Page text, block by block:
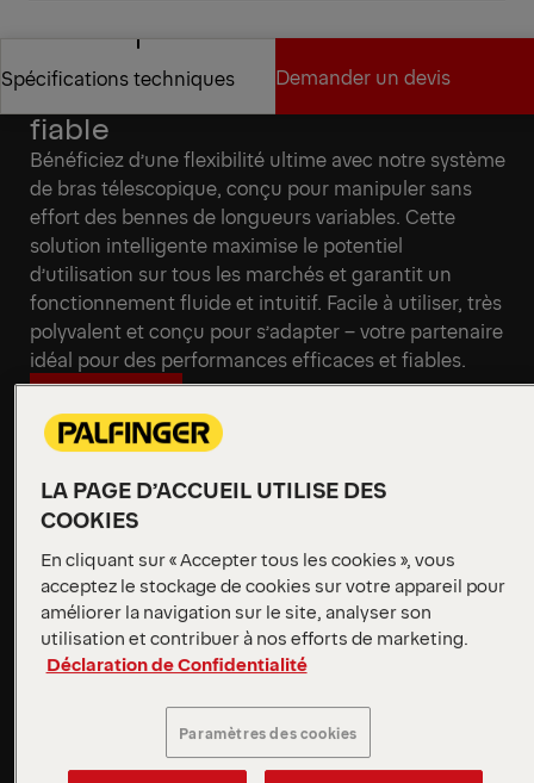
Trouver un partenaire commercial
Spécifications techniques
Spécifications techniques
Demander un devis
Demander un devis
Polyvalence pour un partenariat
fiable
Bénéficiez d’une flexibilité ultime avec notre système
de bras télescopique, conçu pour manipuler sans
effort des bennes de longueurs variables. Cette
solution intelligente maximise le potentiel
d’utilisation sur tous les marchés et garantit un
fonctionnement fluide et intuitif. Facile à utiliser, très
polyvalent et conçu pour s’adapter – votre partenaire
idéal pour des performances efficaces et fiables.
En savoir plus
En savoir plus
LA PAGE D’ACCUEIL UTILISE DES
COOKIES
En cliquant sur « Accepter tous les cookies », vous
acceptez le stockage de cookies sur votre appareil pour
améliorer la navigation sur le site, analyser son
utilisation et contribuer à nos efforts de marketing.
Déclaration de Confidentialité
Paramètres des cookies